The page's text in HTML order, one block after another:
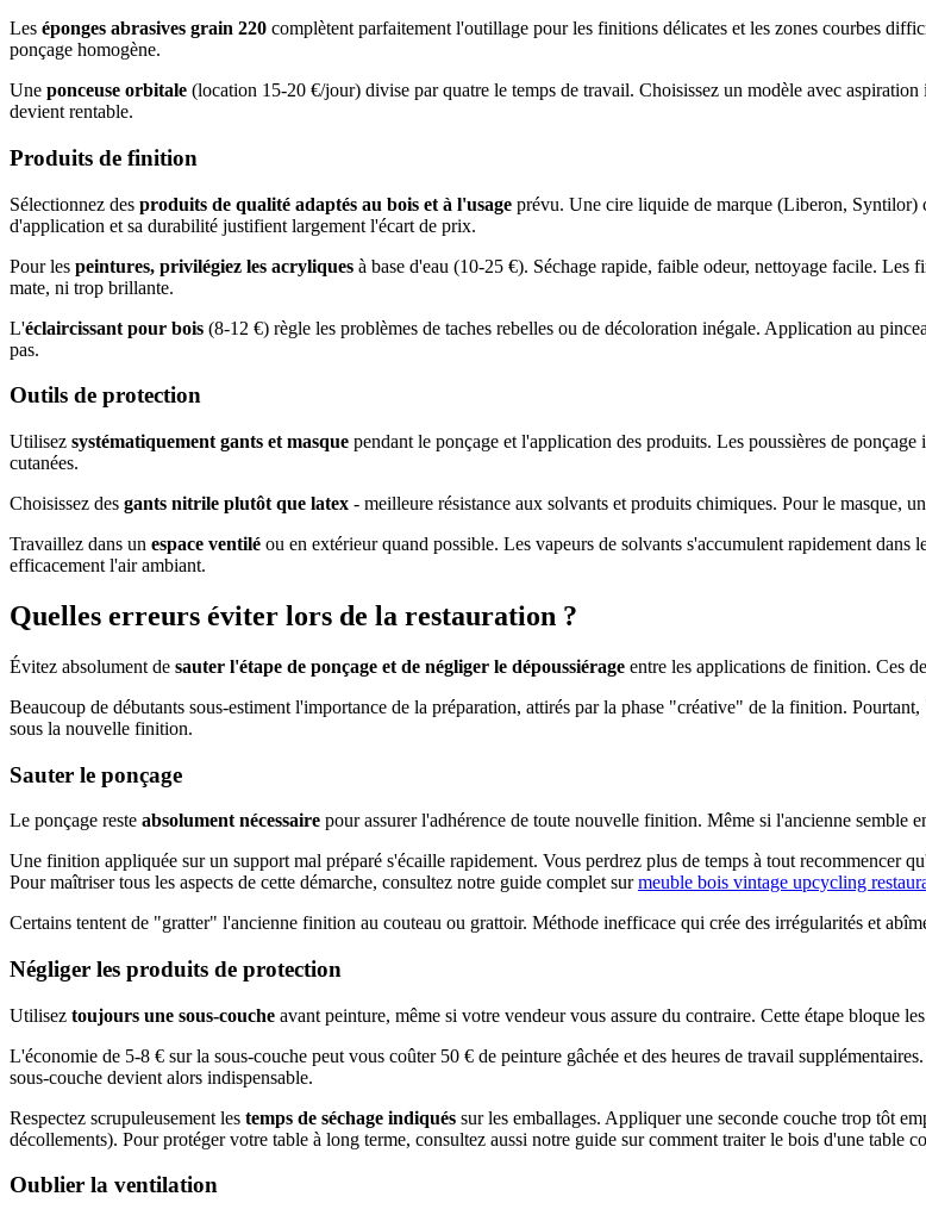
Les éponges abrasives grain 220 complètent parfaitement l'outillage pour les finitions délicates et les zones courbes
ponçage homogène.
Une ponceuse orbitale (location 15-20 €/jour) divise par quatre le temps de travail. Choisissez un modèle avec
devient rentable.
Produits de finition
Sélectionnez des produits de qualité adaptés au bois et à l'usage prévu. Une cire liquide de marque (Liberon,
d'application et sa durabilité justifient largement l'écart de prix.
Pour les peintures, privilégiez les acryliques à base d'eau (10-25 €). Séchage rapide, faible odeur, nettoyage facile.
mate, ni trop brillante.
L'éclaircissant pour bois (8-12 €) règle les problèmes de taches rebelles ou de décoloration inégale. Application au
pas.
Outils de protection
Utilisez systématiquement gants et masque pendant le ponçage et l'application des produits. Les poussières de
cutanées.
Choisissez des gants nitrile plutôt que latex - meilleure résistance aux solvants et produits chimiques. Pour le masque,
Travaillez dans un espace ventilé ou en extérieur quand possible. Les vapeurs de solvants s'accumulent rapidement
efficacement l'air ambiant.
Quelles erreurs éviter lors de la restauration ?
Évitez absolument de sauter l'étape de ponçage et de négliger le dépoussiérage entre les applications de finition. Ces
Beaucoup de débutants sous-estiment l'importance de la préparation, attirés par la phase "créative" de la finition.
sous la nouvelle finition.
Sauter le ponçage
Le ponçage reste absolument nécessaire pour assurer l'adhérence de toute nouvelle finition. Même si l'ancienne semble
Une finition appliquée sur un support mal préparé s'écaille rapidement. Vous perdrez plus de temps à tout recommencer
Pour maîtriser tous les aspects de cette démarche, consultez notre guide complet surmeuble bois vintage upcycling
Certains tentent de "gratter" l'ancienne finition au couteau ou grattoir. Méthode inefficace qui crée des irrégularités et
Négliger les produits de protection
Utilisez toujours une sous-couche avant peinture, même si votre vendeur vous assure du contraire. Cette étape bloque
L'économie de 5-8 € sur la sous-couche peut vous coûter 50 € de peinture gâchée et des heures de travail
sous-couche devient alors indispensable.
Respectez scrupuleusement les temps de séchage indiqués sur les emballages. Appliquer une seconde couche trop tôt
décollements). Pour protéger votre table à long terme, consultez aussi notre guide sur comment traiter le bois d'une table
Oublier la ventilation